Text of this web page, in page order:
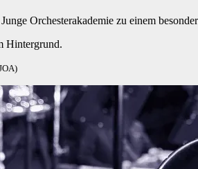
Orchesterakademie zu einem
Hintergrund.